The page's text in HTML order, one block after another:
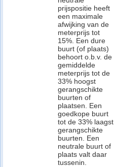
prijspositie heeft
een maximale
afwijking van de
meterprijs tot
15%. Een dure
buurt (of plaats)
behoort o.b.v. de
gemiddelde
meterprijs tot de
33% hoogst
gerangschikte
buurten of
plaatsen. Een
goedkope buurt
tot de 33% laagst
gerangschikte
buurten. Een
neutrale buurt of
plaats valt daar
tussenin.